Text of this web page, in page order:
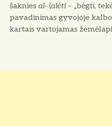
šaknies al- (alėti – „bėgti,
pavadinimas gyvojoje
kartais vartojamas